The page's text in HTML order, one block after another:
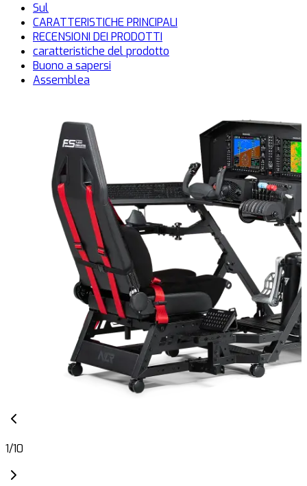
Sul
CARATTERISTICHE PRINCIPALI
RECENSIONI DEI PRODOTTI
caratteristiche del prodotto
Buono a sapersi
Assemblea
1/10